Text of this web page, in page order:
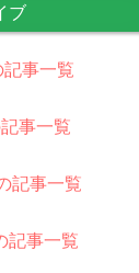
ブ
事一覧
事一覧
記事一覧
記事一覧